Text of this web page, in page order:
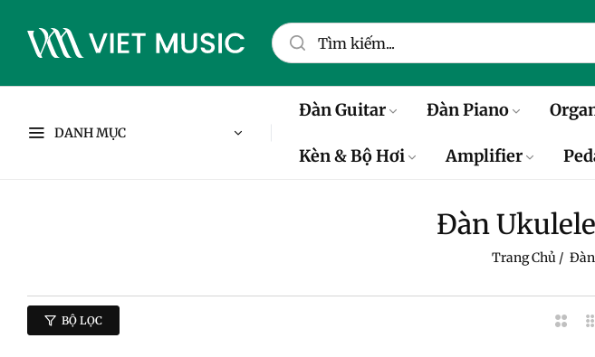
DANH MỤC
Đàn Guitar Đàn Piano
Kèn & Bộ Hơi Amplifier
Đàn
Trang Chủ / Đàn
BỘ LỌC
2
3